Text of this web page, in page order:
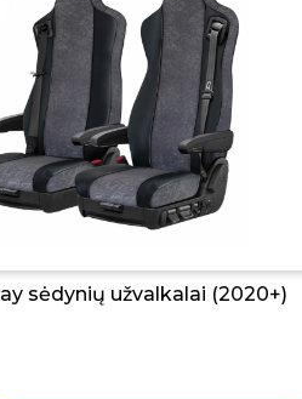
sėdynių užvalkalai (2020+)